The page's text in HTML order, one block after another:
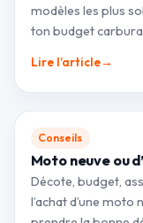
modèles les plus
ton budget
Lire l’article→
Conseils
Moto neuve ou
Décote, budget,
l’achat d’une moto